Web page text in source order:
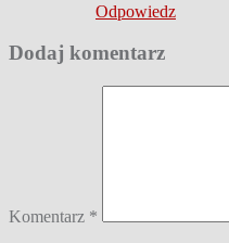
Odpowiedz
Dodaj komentarz
Komentarz *